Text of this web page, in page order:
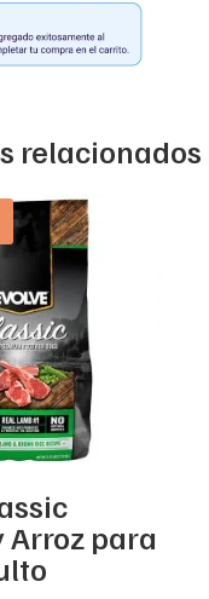
relacionados
Arroz para